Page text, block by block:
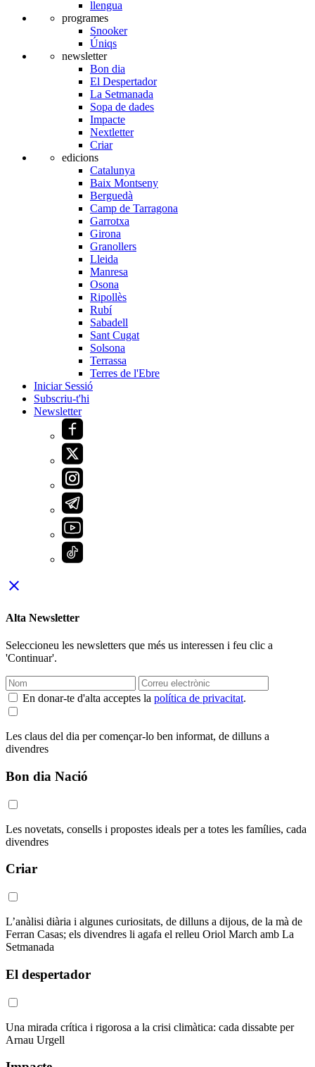
llengua
programes
Snooker
Úniqs
newsletter
Bon dia
El Despertador
La Setmanada
Sopa de dades
Impacte
Nextletter
Criar
edicions
Catalunya
Baix Montseny
Berguedà
Camp de Tarragona
Garrotxa
Girona
Granollers
Lleida
Manresa
Osona
Ripollès
Rubí
Sabadell
Sant Cugat
Solsona
Terrassa
Terres de l'Ebre
Iniciar Sessió
Subscriu-t'hi
Newsletter
close
Alta Newsletter
Seleccioneu les newsletters que més us interessen i feu clic a
'Continuar'.
En donar-te d'alta acceptes la política de privacitat.
Les claus del dia per començar-lo ben informat, de dilluns a
divendres
Bon dia Nació
Les novetats, consells i propostes ideals per a totes les famílies, cada
divendres
Criar
L’anàlisi diària i algunes curiositats, de dilluns a dijous, de la mà de
Ferran Casas; els divendres li agafa el relleu Oriol March amb La
Setmanada
El despertador
Una mirada crítica i rigorosa a la crisi climàtica: cada dissabte per
Arnau Urgell